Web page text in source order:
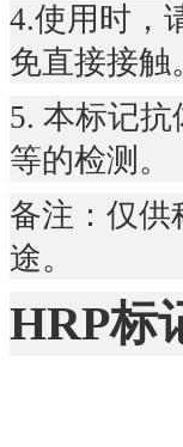
4.使用时，
免直接接触
5. 本标记
等的检测。
备注：仅供
途。
HRP标